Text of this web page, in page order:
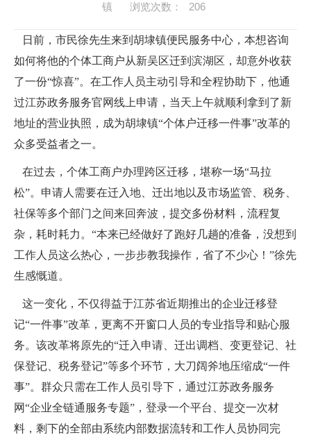
镇
浏览次数： 206
日前，市民徐先生来到胡埭镇便民服务中心，本想咨询
如何将他的个体工商户从新吴区迁到滨湖区，却意外收获
了一份“惊喜”。在工作人员主动引导和全程协助下，他通
过江苏政务服务官网线上申请，当天上午就顺利拿到了新
地址的营业执照，成为胡埭镇“个体户迁移一件事”改革的
众多受益者之一。
在过去，个体工商户办理跨区迁移，堪称一场“马拉
松”。申请人需要在迁入地、迁出地以及市场监管、税务、
社保等多个部门之间来回奔波，提交多份材料，流程复
杂，耗时耗力。“本来已经做好了跑好几趟的准备，没想到
工作人员这么热心，一步步教我操作，省了不少心！”徐先
生感慨道。
这一变化，不仅得益于江苏省近期推出的企业迁移登
记“一件事”改革，更离不开窗口人员的专业指导和贴心服
务。该改革将原先的“迁入申请、迁出调档、变更登记、社
保登记、税务登记”等多个环节，大刀阔斧地压缩成“一件
事”。群众只需在工作人员引导下，通过江苏政务服务
网“企业全链通服务专题”，登录一个平台、提交一次材
料，剩下的全部由系统内部数据流转和工作人员协同完